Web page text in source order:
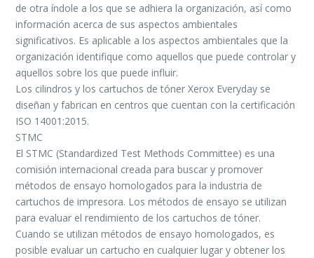
de otra índole a los que se adhiera la organización, así como
información acerca de sus aspectos ambientales
significativos. Es aplicable a los aspectos ambientales que la
organización identifique como aquellos que puede controlar y
aquellos sobre los que puede influir.
Los cilindros y los cartuchos de tóner Xerox Everyday se
diseñan y fabrican en centros que cuentan con la certificación
ISO 14001:2015.
STMC
El STMC (Standardized Test Methods Committee) es una
comisión internacional creada para buscar y promover
métodos de ensayo homologados para la industria de
cartuchos de impresora. Los métodos de ensayo se utilizan
para evaluar el rendimiento de los cartuchos de tóner.
Cuando se utilizan métodos de ensayo homologados, es
posible evaluar un cartucho en cualquier lugar y obtener los